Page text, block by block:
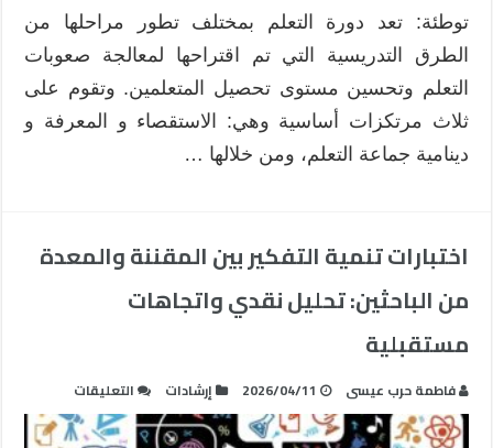
تأهيل
وتدريب
المعلمين
مغلقة
توطئة: تعد دورة التعلم بمختلف تطور مراحلها من
الطرق التدريسية التي تم اقتراحها لمعالجة صعوبات
التعلم وتحسين مستوى تحصيل المتعلمين. وتقوم على
ثلاث مرتكزات أساسية وهي: الاستقصاء و المعرفة و
دينامية جماعة التعلم، ومن خلالها …
اختبارات تنمية التفكير بين المقننة والمعدة
من الباحثين: تحليل نقدي واتجاهات
مستقبلية
فاطمة حرب عيسى 2026/04/11 إرشادات التعليقات
اختبارات
تنمية